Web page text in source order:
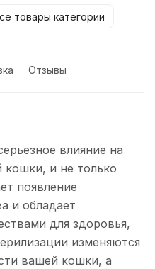
товары категории
Отзывы
влияние на
и не только
появление
и обладает
для здоровья,
изменяются
вашей кошки, а